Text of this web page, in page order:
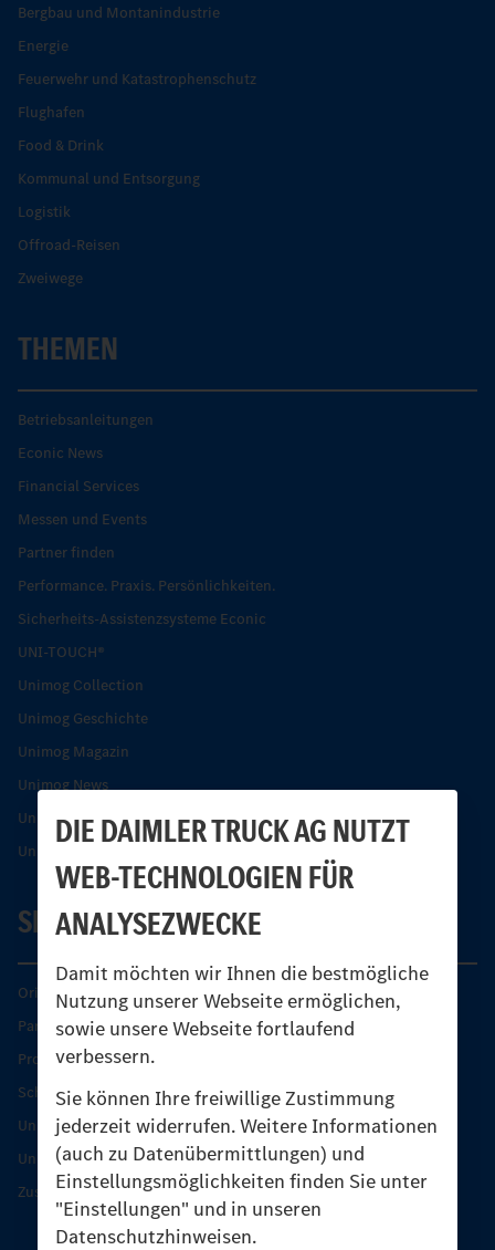
DIE DAIMLER TRUCK AG NUTZT
WEB-TECHNOLOGIEN FÜR
ANALYSEZWECKE
Damit möchten wir Ihnen die bestmögliche
Nutzung unserer Webseite ermöglichen,
sowie unsere Webseite fortlaufend
verbessern.
Sie können Ihre freiwillige Zustimmung
jederzeit widerrufen. Weitere Informationen
(auch zu Datenübermittlungen) und
Einstellungsmöglichkeiten finden Sie unter
"Einstellungen" und in unseren
Datenschutzhinweisen.
Bergbau und Montanindustrie
Energie
Feuerwehr und Katastrophenschutz
Flughafen
Food & Drink
Kommunal und Entsorgung
Logistik
Offroad-Reisen
Zweiwege
THEMEN
Betriebsanleitungen
Econic News
Financial Services
Messen und Events
Partner finden
Performance. Praxis. Persönlichkeiten.
Sicherheits-Assistenzsysteme Econic
UNI-TOUCH®
Unimog Collection
Unimog Geschichte
Unimog Magazin
Unimog News
Unimog Partner-Portal
Unimog Sicherheit
SERVICE
Original-Teile
Partner finden
Produkt-Highlights
Schutz und Werterhalt
Unimog Serviceangebot
Unimog Servicetage
Zusatzleistungen